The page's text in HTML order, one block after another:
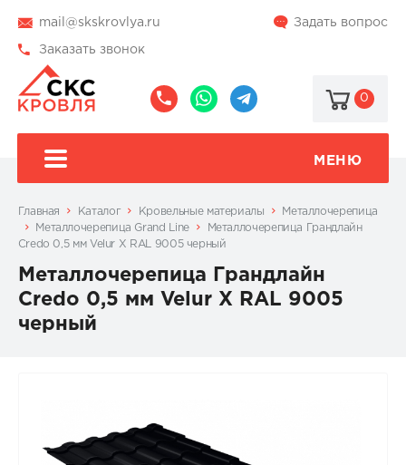
mail@skskrovlya.ru Задать вопрос
Заказать звонок
0
МЕНЮ
Главная Каталог Кровельные материалы
Металлочерепица
Металлочерепица Grand Line
Металлочерепица Грандлайн
Credo 0,5 мм Velur X RAL 9005 черный
Металлочерепица Грандлайн
Credo 0,5 мм Velur X RAL 9005
черный